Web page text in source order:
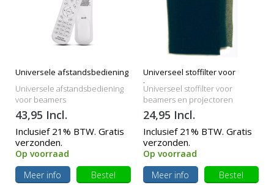
Universele afstandsbediening
Universele afstandsbediening
voor beamers
43,95 Incl.
Inclusief 21% BTW. Gratis
verzonden.
Op voorraad
Meer info
Bestel
Universeel stoffilter voor
beamers
Universeel stoffilter voor
beamers en projectoren
24,95 Incl.
Inclusief 21% BTW. Gratis
verzonden.
Op voorraad
Meer info
Bestel